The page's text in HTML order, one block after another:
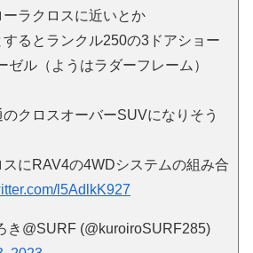
ラクロスに近いとか
るとランクル250の3ドアショー
ゼル（ようはラダーフレーム）
クロスオーバーSUVになりそう
スにRAV4の4WDシステムの組み合
l5AdlkK927
@SURF (@kuroiroSURF285)